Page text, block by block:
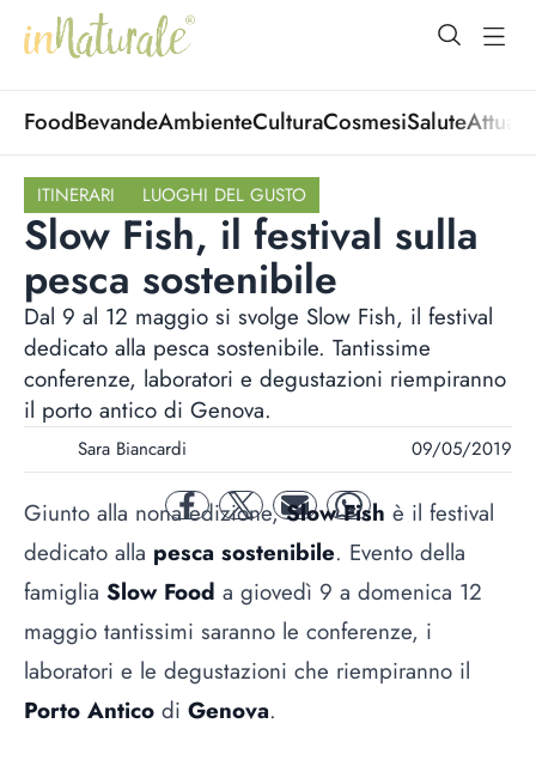
open
FoodBevandeAmbienteCulturaCosmesiSalute
ITINERARI LUOGHI DEL GUSTO
Slow Fish, il festival sulla
pesca sostenibile
Dal 9 al 12 maggio si svolge Slow Fish, il festival
dedicato alla pesca sostenibile. Tantissime
conferenze, laboratori e degustazioni riempiranno
il porto antico di Genova.
Sara Biancardi 09/05/2019
facebooktwitter mail whatsapp
Giunto alla nona edizione,Slow Fish è il festival
dedicato alla pesca sostenibile. Evento della
famiglia Slow Food a giovedì 9 a domenica 12
maggio tantissimi saranno le conferenze, i
laboratori e le degustazioni che riempiranno il
Porto Antico di Genova.